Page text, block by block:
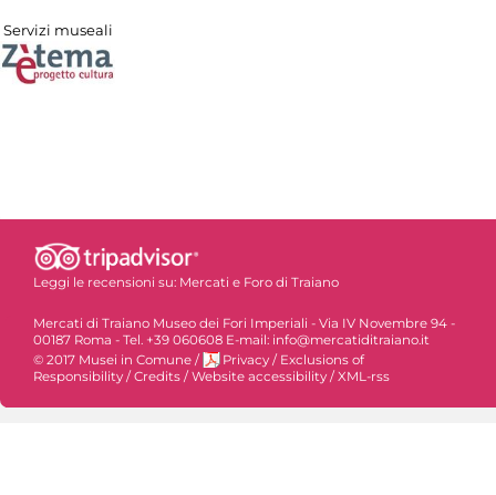
Servizi museali
Leggi le recensioni su: Mercati e Foro di Traiano
Mercati di Traiano Museo dei Fori Imperiali - Via IV Novembre 94 -
00187 Roma - Tel. +39 060608 E-mail: info@mercatiditraiano.it
© 2017 Musei in Comune / Privacy / Exclusions of
Responsibility / Credits / Website accessibility / XML-rss